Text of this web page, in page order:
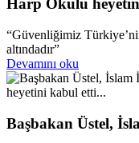
Harp Okulu
“Güvenliğimiz
altındadır”
Devamını oku
Başbakan Üstel,